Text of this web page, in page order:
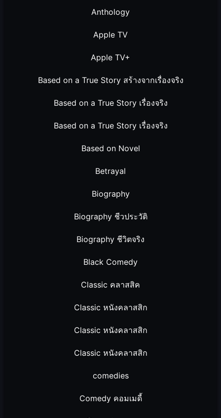
Anthology
Apple TV
Apple TV+
Based on a True Story สร้างจากเรื่องจริง
Based on a True Story เรื่องจริง
Based on a True Story เรื่องจริง
Based on Novel
Betrayal
Biography
Biography ชีวประวัติ
Biography ชีวิตจริง
Black Comedy
Classic คลาสสิค
Classic หนังคลาสสิก
Classic หนังคลาสสิก
Classic หนังคลาสสิก
comedies
Comedy คอมเมดี้